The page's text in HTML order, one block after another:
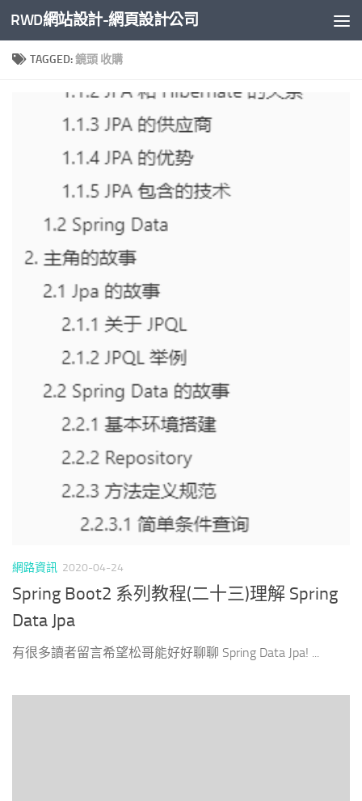
Skip to content
RWD網站設計-網頁設計公司
TAGGED:鏡頭 收購
網路資訊 2020-04-24
Spring Boot2 系列教程(二十三)理解 Spring
Data Jpa
有很多讀者留言希望松哥能好好聊聊 Spring Data Jpa! ...